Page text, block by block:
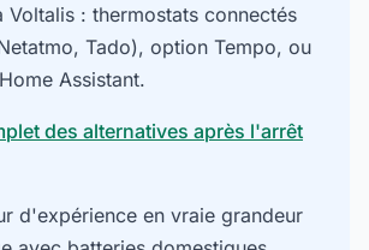
Voltalis : thermostats connectés
Tado), option Tempo, ou
Assistant.
des alternatives après l'arrêt
d'expérience en vraie grandeur